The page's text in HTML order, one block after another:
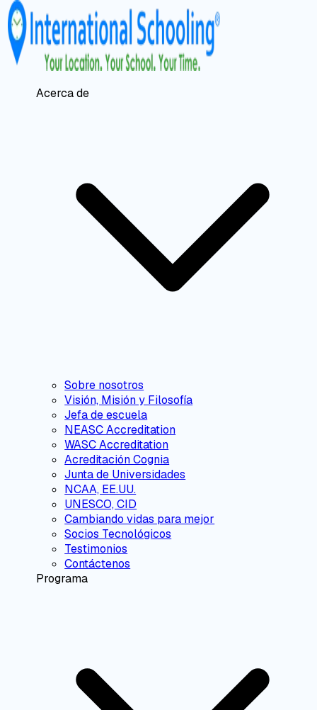
Acerca de
Sobre nosotros
Visión, Misión y Filosofía
Jefa de escuela
NEASC Accreditation
WASC Accreditation
Acreditación Cognia
Junta de Universidades
NCAA, EE.UU.
UNESCO, CID
Cambiando vidas para mejor
Socios Tecnológicos
Testimonios
Contáctenos
Programa